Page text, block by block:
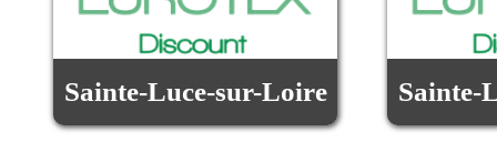
Sainte-Luce-sur-Loire Sainte-